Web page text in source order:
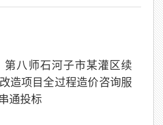
第八师石河子市某灌区续
造项目全过程造价咨询服
通投标